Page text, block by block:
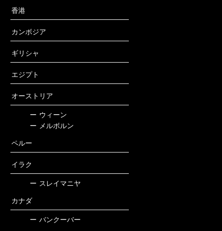
香港
カンボジア
ギリシャ
エジプト
オーストリア
ー ウィーン
ー
メルボルン
ペルー
イラク
ー スレイマニヤ
カナダ
ー バンクーバー